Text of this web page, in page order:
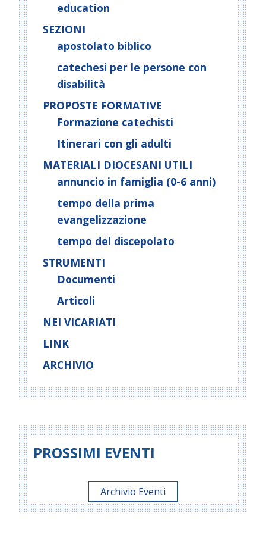
education
SEZIONI
apostolato biblico
catechesi per le persone con
disabilità
PROPOSTE FORMATIVE
Formazione catechisti
Itinerari con gli adulti
MATERIALI DIOCESANI UTILI
annuncio in famiglia (0-6 anni)
tempo della prima
evangelizzazione
tempo del discepolato
STRUMENTI
Documenti
Articoli
NEI VICARIATI
LINK
ARCHIVIO
PROSSIMI EVENTI
Archivio Eventi